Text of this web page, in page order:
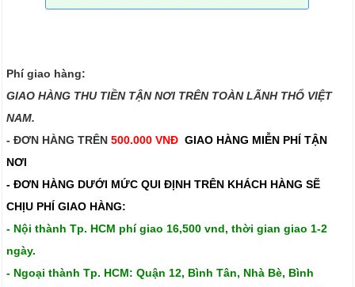
Phí giao hàng:
GIAO HÀNG THU TIỀN TẬN NƠI TRÊN TOÀN LÃNH THỔ VIỆT
NAM.​​
- ĐƠN HÀNG TRÊN500.000 VNĐ GIAO HÀNG MIỄN PHÍ TẬN
NƠI
- ĐƠN HÀNG DƯỚI MỨC QUI ĐỊNH TRÊN KHÁCH HÀNG SẼ
CHỊU PHÍ GIAO HÀNG:
- Nội thành Tp. HCM phí giao 16,500 vnd, thời gian giao 1-2
ngày.
- Ngoại thành Tp. HCM: Quận 12, Bình Tân, Nhà Bè, Bình